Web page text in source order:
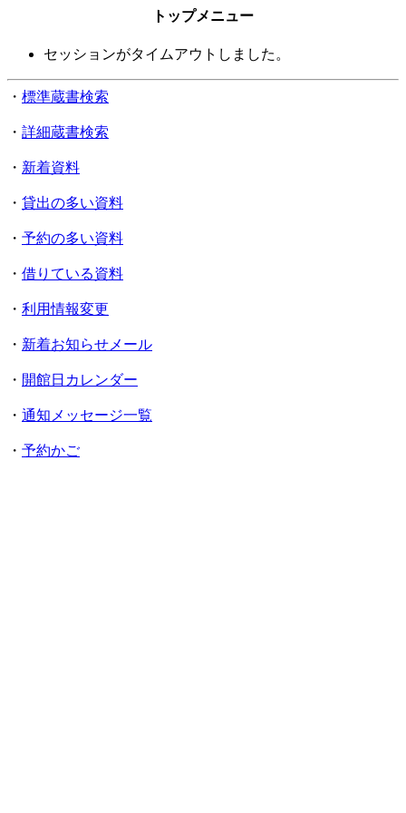
トップメニュー
セッションがタイムアウトしました。
・ 標準蔵書検索
・ 詳細蔵書検索
・ 新着資料
・ 貸出の多い資料
・ 予約の多い資料
・ 借りている資料
・ 利用情報変更
・ 新着お知らせメール
・ 開館日カレンダー
・ 通知メッセージ一覧
・ 予約かご